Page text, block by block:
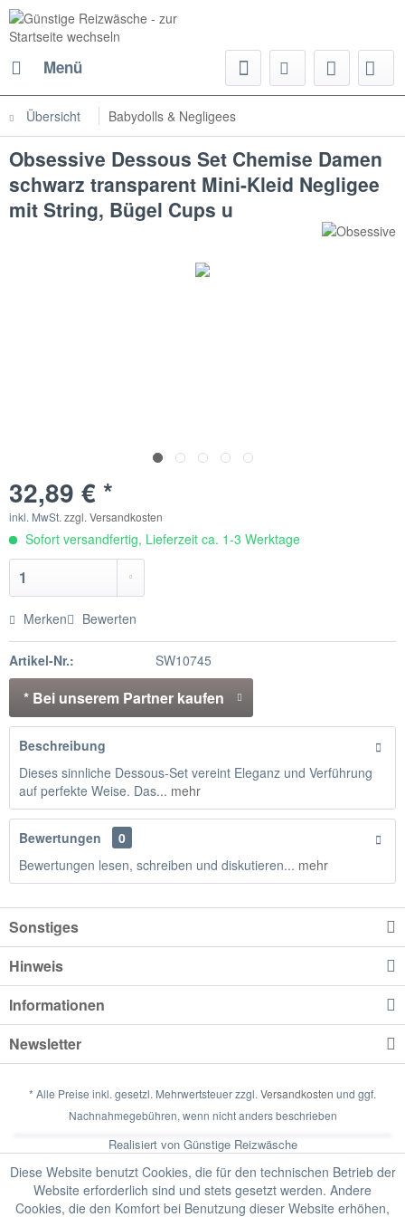
Menü
Übersicht Babydolls & Negligees
Obsessive Dessous Set Chemise Damen
schwarz transparent Mini-Kleid Negligee
mit String, Bügel Cups u
32,89 € *
inkl. MwSt. zzgl. Versandkosten
Sofort versandfertig, Lieferzeit ca. 1-3 Werktage
Merken Bewerten
Artikel-Nr.: SW10745
* Bei unserem Partner kaufen
Beschreibung
Dieses sinnliche Dessous-Set vereint Eleganz und Verführung
auf perfekte Weise. Das... mehr
Bewertungen
0
Bewertungen lesen, schreiben und diskutieren... mehr
Sonstiges
Hinweis
Informationen
Newsletter
* Alle Preise inkl. gesetzl. Mehrwertsteuer zzgl. Versandkosten und ggf.
Nachnahmegebühren, wenn nicht anders beschrieben
Realisiert von Günstige Reizwäsche
Diese Website benutzt Cookies, die für den technischen Betrieb der
Website erforderlich sind und stets gesetzt werden. Andere
Cookies, die den Komfort bei Benutzung dieser Website erhöhen,